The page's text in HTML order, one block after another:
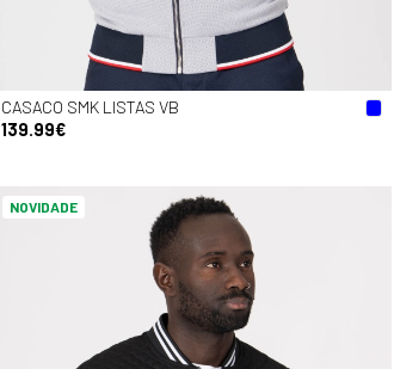
CASACO SMK LISTAS VB
139.99€
NOVIDADE